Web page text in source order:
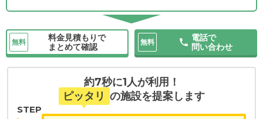
無料
料金見積もりで
まとめて確認
無料
電話で
問い合わせ
約7秒に1人が利用！
ピッタリ の施設を提案します
STEP